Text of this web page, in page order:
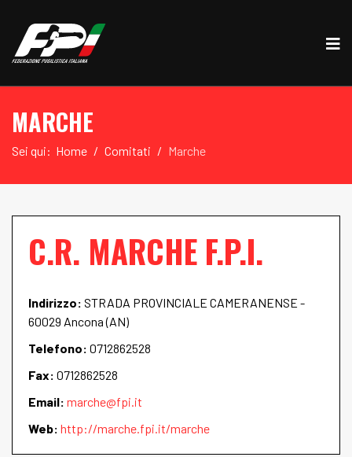
MARCHE
Sei qui: Home Comitati Marche
C.R. MARCHE F.P.I.
Indirizzo: STRADA PROVINCIALE CAMERANENSE -
60029 Ancona (AN)
Telefono: 0712862528
Fax: 0712862528
Email: marche@fpi.it
Web: http://marche.fpi.it/marche